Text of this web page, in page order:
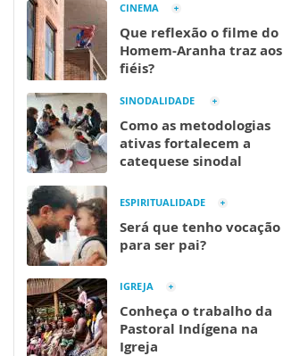
CINEMA
Que reflexão o filme do
Homem-Aranha traz aos
fiéis?
SINODALIDADE
Como as metodologias
ativas fortalecem a
catequese sinodal
ESPIRITUALIDADE
Será que tenho vocação
para ser pai?
IGREJA
Conheça o trabalho da
Pastoral Indígena na
Igreja